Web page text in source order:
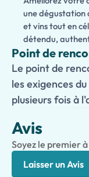
une dégustation
et vins tout en
détendu,
Point de
Le point de
les exigences
plusieurs fois à
Avis
Soyez le premier
Laisser un Avis